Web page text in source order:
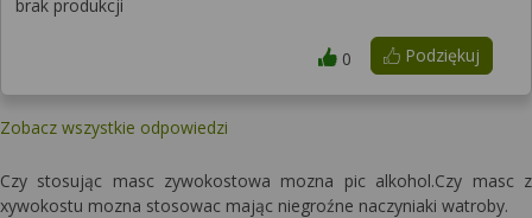
brak produkcji
Podziękuj
0
Zobacz wszystkie odpowiedzi
Czy stosując masc zywokostowa mozna pic alkohol.Czy masc z
xywokostu mozna stosowac mając niegroźne naczyniaki watroby.